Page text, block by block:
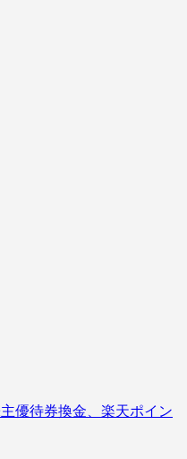
優待券換金、楽天ポイン